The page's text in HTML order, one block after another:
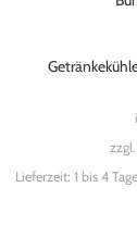
zzgl.
Lieferzeit: 1 bis 4